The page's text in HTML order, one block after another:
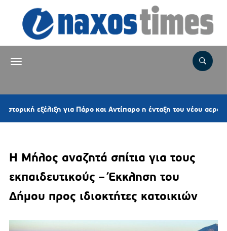
για Πάρο και Αντίπαρο η ένταξη του νέου αεροδρομίου
Η Μήλος αναζητά σπίτια για τους
εκπαιδευτικούς – Έκκληση του
Δήμου προς ιδιοκτήτες κατοικιών